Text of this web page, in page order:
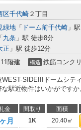
区千代崎 ２丁目
緑地 「 ドーム前千代崎 」
「 九条 」駅 徒歩8分
正 」駅 徒歩12分
11階建 構造 鉄筋コンク
WEST-SIDEIIIドームシテ
駅近物件はいかがです
金 間取り 面積
月 1K 20.40㎡